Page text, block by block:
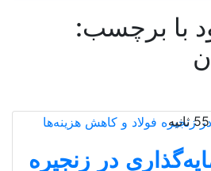
با برچسب:
در زنجیره